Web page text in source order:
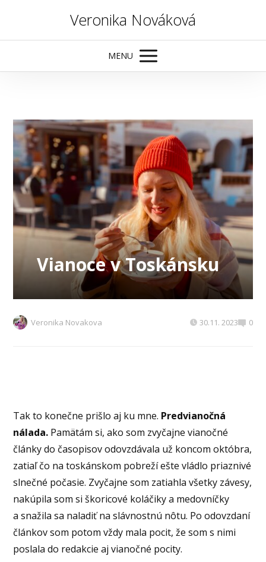
Veronika Nováková
MENU
Vianoce v Toskánsku
Veronika Novakova 30.11. 2023 0
Tak to konečne prišlo aj ku mne. Predvianočná
nálada. Pamätám si, ako som zvyčajne vianočné
články do časopisov odovzdávala už koncom októbra,
zatiaľ čo na toskánskom pobreží ešte vládlo priaznivé
slnečné počasie. Zvyčajne som zatiahla všetky závesy,
nakúpila som si škoricové koláčiky a medovníčky
a snažila sa naladiť na slávnostnú nôtu. Po odovzdaní
článkov som potom vždy mala pocit, že som s nimi
poslala do redakcie aj vianočné pocity.